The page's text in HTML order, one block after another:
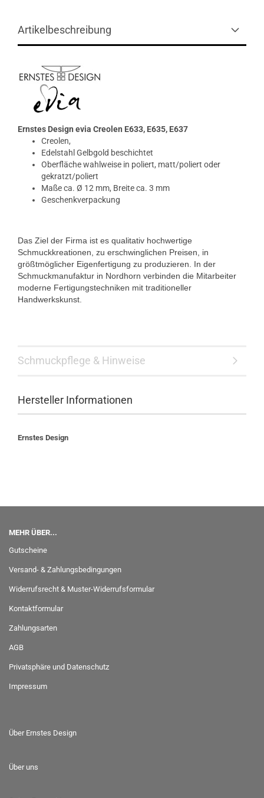
Artikelbeschreibung
Ernstes Design evia Creolen E633, E635, E637
Creolen,
Edelstahl Gelbgold beschichtet
Oberfläche wahlweise in poliert, matt/poliert oder
gekratzt/poliert
Maße ca. Ø 12 mm, Breite ca. 3 mm
Geschenkverpackung
Das Ziel der Firma ist es qualitativ hochwertige
Schmuckkreationen, zu erschwinglichen Preisen, in
größtmöglicher Eigenfertigung zu produzieren. In der
Schmuckmanufaktur in Nordhorn verbinden die Mitarbeiter
moderne Fertigungstechniken mit traditioneller
Handwerkskunst.
Schmuckpflege & Hinweise
Hersteller Informationen
Ernstes Design
MEHR ÜBER...
Gutscheine
Versand- & Zahlungsbedingungen
Widerrufsrecht & Muster-Widerrufsformular
Kontaktformular
Zahlungsarten
AGB
Privatsphäre und Datenschutz
Impressum
Über Ernstes Design
Über uns